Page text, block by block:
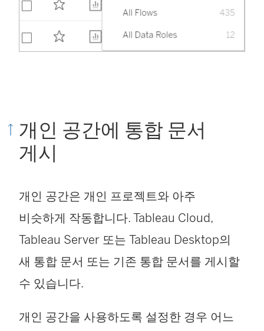
개인 공간에 통합 문서
게시
개인 공간은 개인 프로젝트와 아주
비슷하게 작동합니다. Tableau Cloud,
Tableau Server 또는 Tableau Desktop의
새 통합 문서 또는 기존 통합 문서를 게시할
수 있습니다.
개인 공간을 사용하도록 설정한 경우 어느